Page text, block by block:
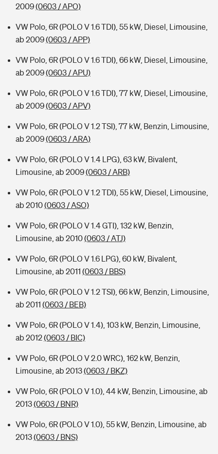
2009(0603 / APO)
VW Polo, 6R (POLO V 1.6 TDI), 55 kW, Diesel, Limousine,
ab 2009(0603 / APP)
VW Polo, 6R (POLO V 1.6 TDI), 66 kW, Diesel, Limousine,
ab 2009(0603 / APU)
VW Polo, 6R (POLO V 1.6 TDI), 77 kW, Diesel, Limousine,
ab 2009(0603 / APV)
VW Polo, 6R (POLO V 1.2 TSI), 77 kW, Benzin, Limousine,
ab 2009(0603 / ARA)
VW Polo, 6R (POLO V 1.4 LPG), 63 kW, Bivalent,
Limousine, ab 2009(0603 / ARB)
VW Polo, 6R (POLO V 1.2 TDI), 55 kW, Diesel, Limousine,
ab 2010(0603 / ASO)
VW Polo, 6R (POLO V 1.4 GTI), 132 kW, Benzin,
Limousine, ab 2010(0603 / ATJ)
VW Polo, 6R (POLO V 1.6 LPG), 60 kW, Bivalent,
Limousine, ab 2011 (0603 / BBS)
VW Polo, 6R (POLO V 1.2 TSI), 66 kW, Benzin, Limousine,
ab 2011 (0603 / BEB)
VW Polo, 6R (POLO V 1.4), 103 kW, Benzin, Limousine,
ab 2012(0603 / BIC)
VW Polo, 6R (POLO V 2.0 WRC), 162 kW, Benzin,
Limousine, ab 2013(0603 / BKZ)
VW Polo, 6R (POLO V 1.0), 44 kW, Benzin, Limousine, ab
2013(0603 / BNR)
VW Polo, 6R (POLO V 1.0), 55 kW, Benzin, Limousine, ab
2013(0603 / BNS)